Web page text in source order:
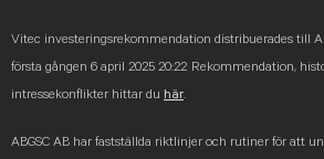
Vitec investeringsrekommendation distribuerades till
första gången 6 april 2025 20:22 Rekommendation,
intressekonflikter hittar du här
ABGSC AB har fastställda riktlinjer och rutiner för att